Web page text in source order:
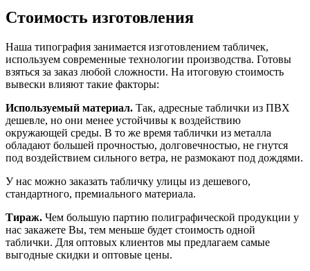
Стоимость изготовления
Наша типография занимается изготовлением табличек,
используем современные технологии производства. Готовы
взяться за заказ любой сложности. На итоговую стоимость
вывески влияют такие факторы:
Используемый материал. Так, адресные таблички из ПВХ
дешевле, но они менее устойчивы к воздействию
окружающей среды. В то же время таблички из металла
обладают большей прочностью, долговечностью, не гнутся
под воздействием сильного ветра, не размокают под дождями.
У нас можно заказать табличку улицы из дешевого,
стандартного, премиального материала.
Тираж. Чем большую партию полиграфической продукции у
нас закажете Вы, тем меньше будет стоимость одной
таблички. Для оптовых клиентов мы предлагаем самые
выгодные скидки и оптовые цены.